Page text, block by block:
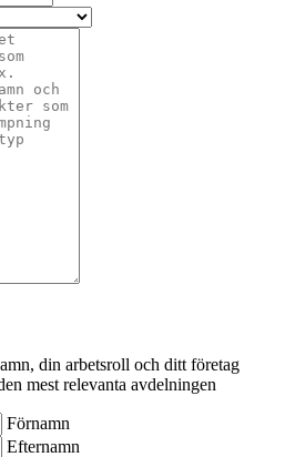
din arbetsroll och ditt företag
mest relevanta avdelningen
Förnamn
Efternamn